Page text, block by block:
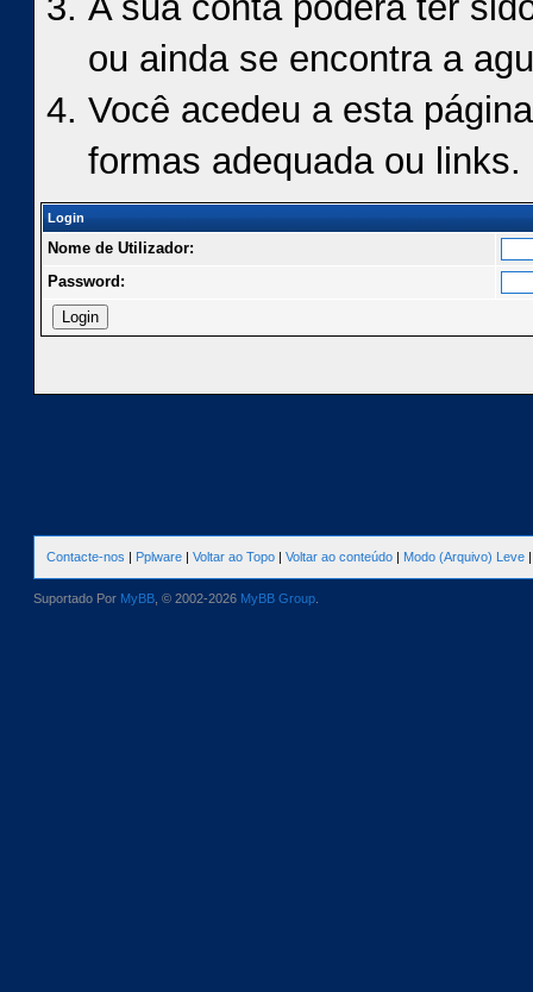
ou ainda se encontra a
Você acedeu a esta
formas adequada ou links.
Login
Nome de Utilizador:
Password:
Contacte-nos | Pplware | Voltar ao Topo | Voltar ao conteúdo | Modo (Arquivo) Leve
Suportado Por MyBB , © 2002-2026 MyBB Group